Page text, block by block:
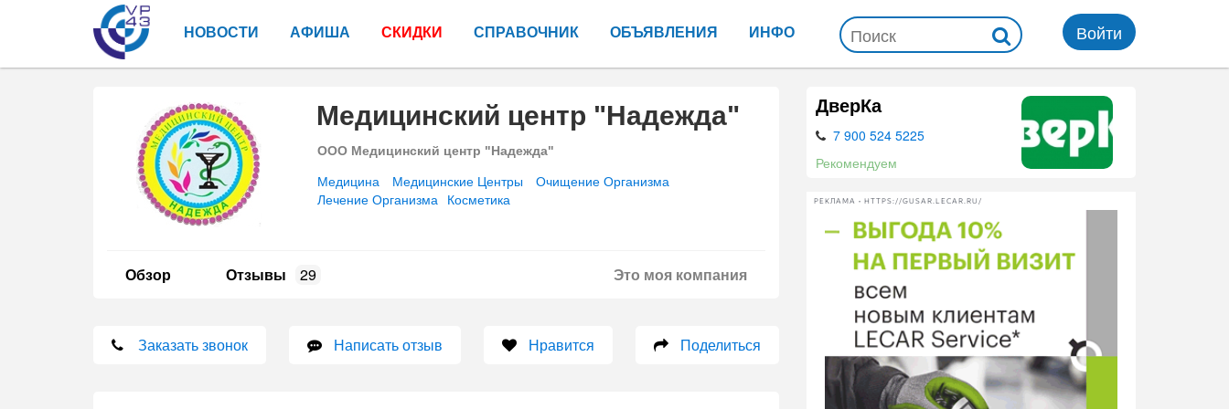
НОВОСТИ АФИША СКИДКИ СПРАВОЧНИК ОБЪЯВЛЕНИЯ ИНФО Войти
Медицинский центр "Надежда"
ООО Медицинский центр "Надежда"
Медицина Медицинские Центры
Очищение Организма
Лечение Организма Косметика
Это моя компания
Обзор Отзывы 29
Заказать звонок Написать отзыв Нравится Поделиться
ДверКа
7 900 524 5225
Рекомендуем
РЕКЛАМА • HTTPS://GUSAR.LECAR.RU/